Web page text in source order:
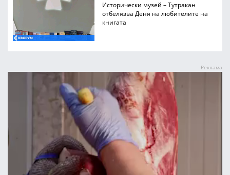
Исторически музей – Тутракан
отбелязва Деня на любителите на
книгата